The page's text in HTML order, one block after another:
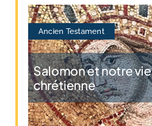
Ancien Testament
Salomon et notre vie
chrétienne